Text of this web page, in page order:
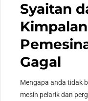
Syaitan
Gagal
Mengapa anda tidak
mesin pelarik dan